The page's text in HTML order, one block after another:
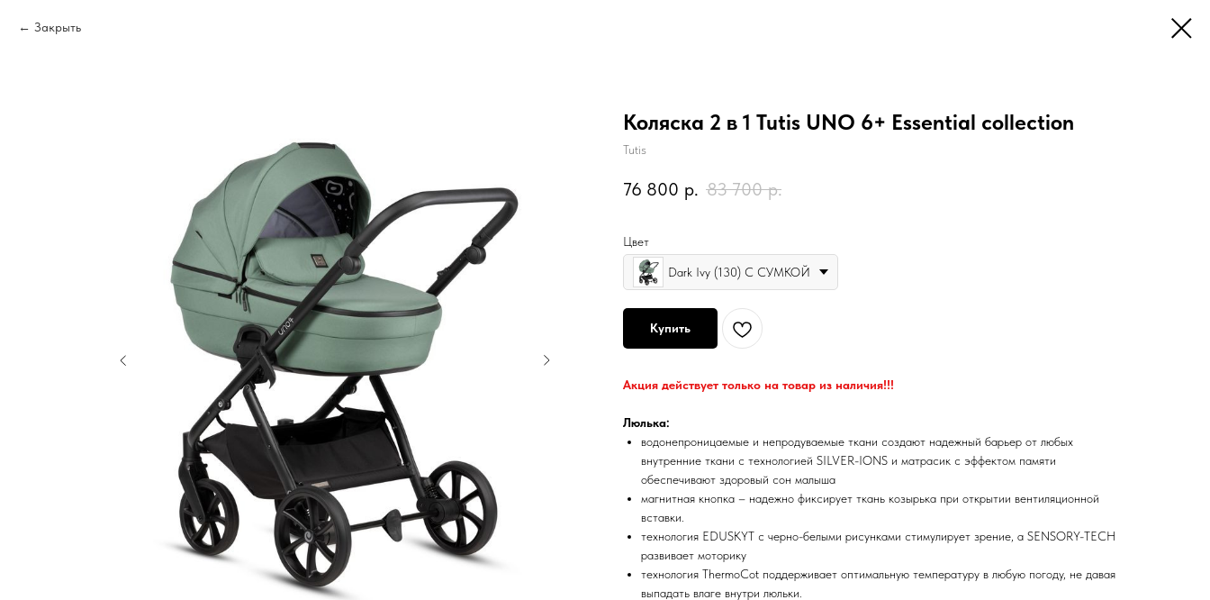
Закрыть
Коляска 2 в 1 Tutis UNO 6+ Essential collection
Tutis
76 800 р. 83 700 р.
Цвет
Dark Ivy (130) С СУМКОЙ
Купить
Акция действует только на товар из наличия!!!
Люлька:
водонепроницаемые и непродуваемые ткани создают надежный барьер от любых
внутренние ткани с технологией SILVER-IONS и матрасик с эффектом памяти
обеспечивают здоровый сон малыша
магнитная кнопка – надежно фиксирует ткань козырька при открытии вентиляционной
вставки.
технология EDUSKYT с черно-белыми рисунками стимулирует зрение, а SENSORY-TECH
развивает моторику
технология ThermoCot поддерживает оптимальную температуру в любую погоду, не давая
выпадать влаге внутри люльки.